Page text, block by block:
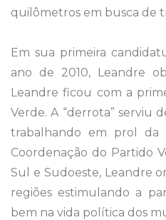
quilômetros em busca de
Em sua primeira
ano de 2010, Leandre
Leandre ficou com a
Verde. A “derrota” serviu
trabalhando em prol da
Coordenação do Partido
Sul e Sudoeste, Leandre
regiões estimulando a
bem na vida política dos